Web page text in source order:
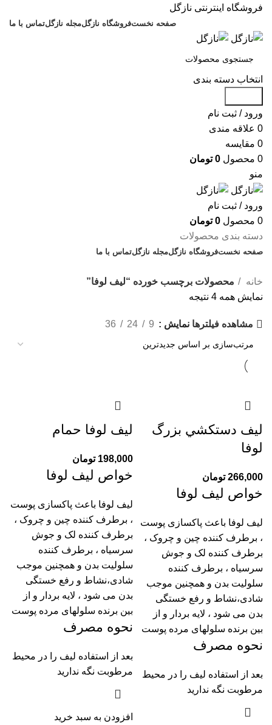
فروشگاه اینترنتی نازگل
صفحه نخستفروشگاه نازگلمجله نازگلتماس با ما
انتخاب دسته بندی
ورود / ثبت نام
0 علاقه مندی
0 مقایسه
0 محصول 0 تومان
منو
ورود / ثبت نام
0 محصول 0 تومان
دسته بندی محصولات
صفحه نخستفروشگاه نازگلمجله نازگلتماس با ما
خانه
محصولات برچسب خورده “لیف لوفا”
نمایش همه 4 نتیجه
مشاهده فیلترها نمایش 9
24
36
ليف دستكشي بزرگ
لوفا
266,000 تومان
خواص ليف لوفا
ليف لوفا باعث پاکسازی پوست
، برطرف کننده چین و چروک ،
برطرف کننده لک و جوش
سرسیاه ، برطرف کننده
سلولیت بدن و همچنین موجب
شادی،نشاط و رفع خستگی
بدن می شود ، لایه بردار و از
بین برنده سلولهای مرده پوست
نحوه مصرف
بعد از استفاده لیف را در محیط
مرطوبت نگه ندارید
ليف لوفا حمام
198,000 تومان
خواص ليف لوفا
ليف لوفا باعث پاکسازی پوست
، برطرف کننده چین و چروک ،
برطرف کننده لک و جوش
سرسیاه ، برطرف کننده
سلولیت بدن و همچنین موجب
شادی،نشاط و رفع خستگی
بدن می شود ، لایه بردار و از
بین برنده سلولهای مرده پوست
نحوه مصرف
بعد از استفاده لیف را در محیط
مرطوبت نگه ندارید
افزودن به سبد خرید